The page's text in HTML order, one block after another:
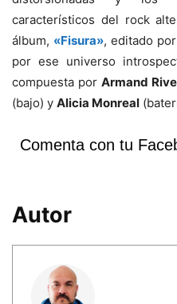
característicos del rock
álbum, «Fisura», editado por
por ese universo
compuesta por Armand
(bajo) y Alicia Monreal
Comenta con tu
Autor